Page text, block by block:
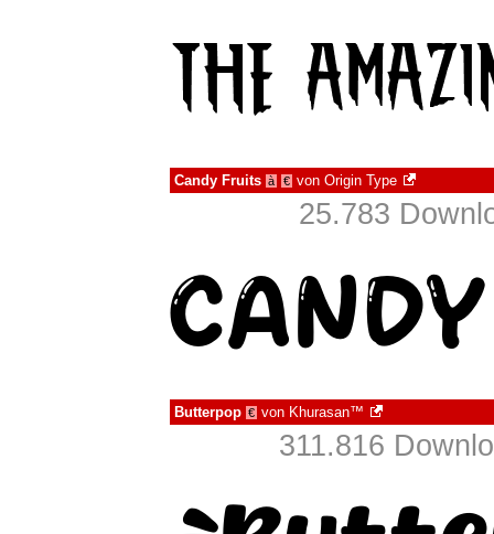
Candy Fruits à € von Origin Type
25.783
Butterpop € von Khurasan™
311.816